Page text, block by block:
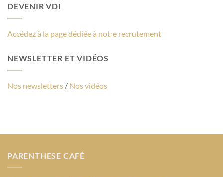
DEVENIR VDI
Accédez à la page dédiée à notre recrutement
NEWSLETTER ET VIDÉOS
Nos newsletters / Nos vidéos
PARENTHESE CAFÉ